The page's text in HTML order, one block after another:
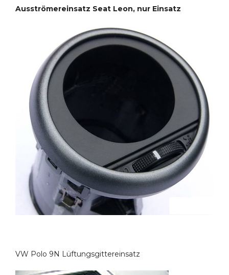
Ausströmereinsatz Seat Leon, nur Einsatz
VW Polo 9N Lüftungsgittereinsatz